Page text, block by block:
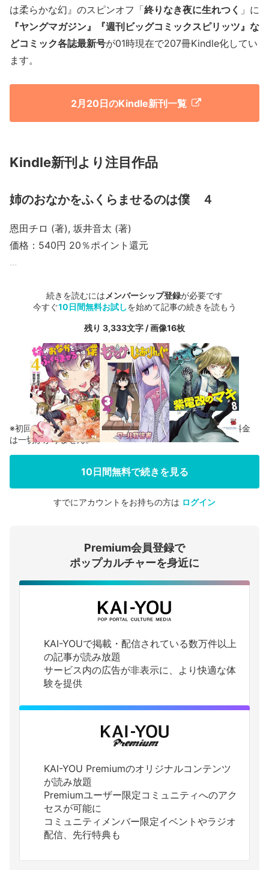
は柔らかな幻』のスピンオフ「終りなき夜に生れつく 」に
『ヤングマガジン』『週刊ビッグコミックスピリッツ』な
どコミック各誌最新号が01時現在で207冊Kindle化してい
ます。
2月20日のKindle新刊一覧
Kindle新刊より注目作品
姉のおなかをふくらませるのは僕 ４
恩田チロ (著), 坂井音太 (著)
価格：540円 20％ポイント還元
...
続きを読むには メンバーシップ登録が必要です
今すぐ10日間無料お試しを始めて記事の続きを読もう
残り 3,333文字 / 画像16枚
会員登録する
ログインする
※初回登録の方に限り、無料お試し期間中に解約した場合、料金
は一切かかりません。
10日間無料で続きを見る
すでにアカウントをお持ちの方は ログイン
Premium会員登録で
ポップカルチャーを身近に
KAI-YOUで掲載・配信されている数万件以上
の記事が読み放題
サービス内の広告が非表示に、より快適な体
験を提供
KAI-YOU Premiumのオリジナルコンテンツ
が読み放題
Premiumユーザー限定コミュニティへのアク
セスが可能に
コミュニティメンバー限定イベントやラジオ
配信、先行特典も